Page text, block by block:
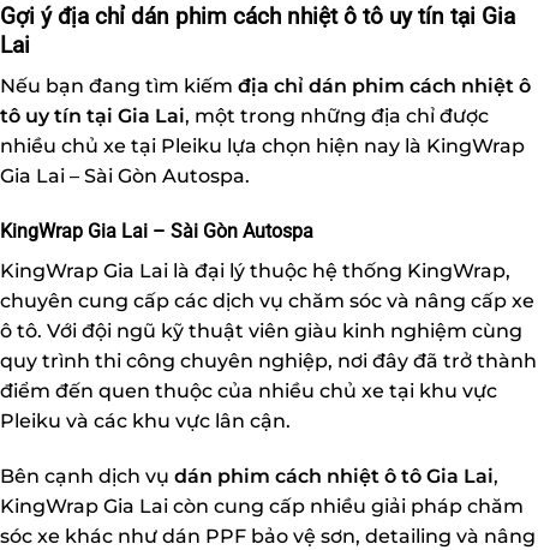
Gợi ý địa chỉ dán phim cách nhiệt ô tô uy tín tại Gia
Lai
Nếu bạn đang tìm kiếm địa chỉ dán phim cách nhiệt ô
tô uy tín tại Gia Lai, một trong những địa chỉ được
nhiều chủ xe tại Pleiku lựa chọn hiện nay là KingWrap
Gia Lai – Sài Gòn Autospa.
KingWrap Gia Lai – Sài Gòn Autospa
KingWrap Gia Lai là đại lý thuộc hệ thống KingWrap,
chuyên cung cấp các dịch vụ chăm sóc và nâng cấp xe
ô tô. Với đội ngũ kỹ thuật viên giàu kinh nghiệm cùng
quy trình thi công chuyên nghiệp, nơi đây đã trở thành
điểm đến quen thuộc của nhiều chủ xe tại khu vực
Pleiku và các khu vực lân cận.
Bên cạnh dịch vụ dán phim cách nhiệt ô tô Gia Lai,
KingWrap Gia Lai còn cung cấp nhiều giải pháp chăm
sóc xe khác như dán PPF bảo vệ sơn, detailing và nâng